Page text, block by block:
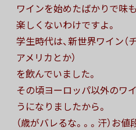
ワインを始めたばかりで味
楽しくないわけですよ。
学生時代は、新世界ワイン
アメリカとか）
を飲んでいました。
その頃ヨーロッパ以外のワ
うになりましたから。
（歳がバレるな。。。汗）お